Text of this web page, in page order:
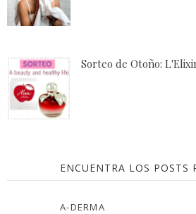
Sorteo de Otoño:
ENCUENTRA LOS POSTS
A-DERMA